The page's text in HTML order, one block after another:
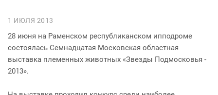
1 ИЮЛЯ 2013
28 июня на Раменском республиканском ипподроме
состоялась Семнадцатая Московская областная
выставка племенных животных «Звезды Подмосковья -
2013».